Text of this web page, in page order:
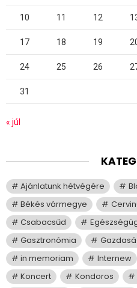
10 11 12
17 18 19
24 25 26
31
« júl
Ajánlatunk hétvégére
Békés vármegye
Csabacsűd
Gasztronómia
in memoriam
Internew
Koncert
Kondoros